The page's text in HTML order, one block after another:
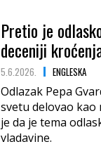
Pretio je
deceniji
5.6.2026. ENGLESKA
Odlazak Pepa
svetu delovao
je da je tema
vladavine.